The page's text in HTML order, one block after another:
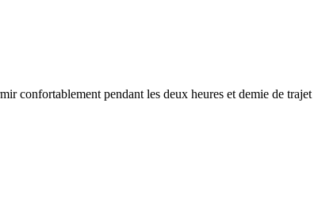
confortablement pendant les deux heures et demie de trajet